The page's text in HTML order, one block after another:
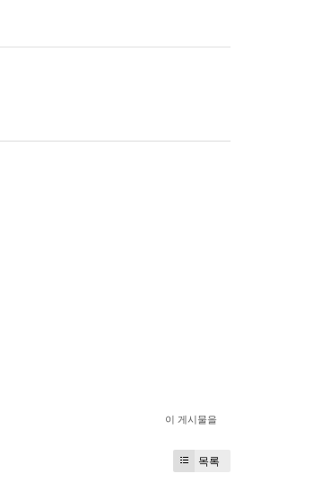
이 게시물을
목록